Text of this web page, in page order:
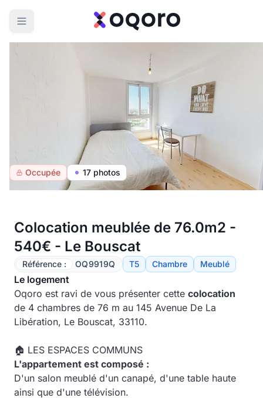
Occupée 17 photos
Colocation meublée de 76.0m2 -
540€ - Le Bouscat
Référence : OQ9919Q T5 Chambre Meublé
Le logement
Oqoro est ravi de vous présenter cette colocation
de 4 chambres de 76 m au 145 Avenue De La
Libération, Le Bouscat, 33110.
🏠 LES ESPACES COMMUNS
L'appartement est composé :
D'un salon meublé d'un canapé, d'une table haute
ainsi que d'une télévision.